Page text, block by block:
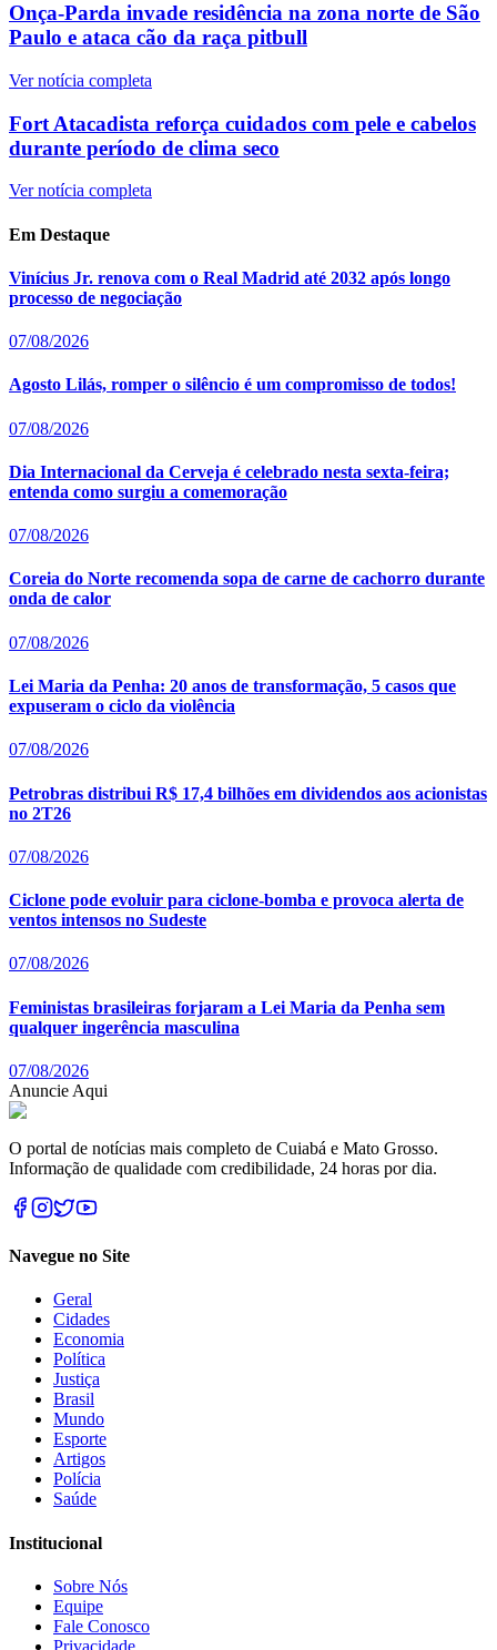
Onça-Parda invade residência na zona norte de São
Paulo e ataca cão da raça pitbull
Ver notícia completa
Fort Atacadista reforça cuidados com pele e cabelos
durante período de clima seco
Ver notícia completa
Em Destaque
Vinícius Jr. renova com o Real Madrid até 2032 após longo
processo de negociação
07/08/2026
Agosto Lilás, romper o silêncio é um compromisso de todos!
07/08/2026
Dia Internacional da Cerveja é celebrado nesta sexta-feira;
entenda como surgiu a comemoração
07/08/2026
Coreia do Norte recomenda sopa de carne de cachorro durante
onda de calor
07/08/2026
Lei Maria da Penha: 20 anos de transformação, 5 casos que
expuseram o ciclo da violência
07/08/2026
Petrobras distribui R$ 17,4 bilhões em dividendos aos acionistas
no 2T26
07/08/2026
Ciclone pode evoluir para ciclone-bomba e provoca alerta de
ventos intensos no Sudeste
07/08/2026
Feministas brasileiras forjaram a Lei Maria da Penha sem
qualquer ingerência masculina
07/08/2026
Anuncie Aqui
O portal de notícias mais completo de Cuiabá e Mato Grosso.
Informação de qualidade com credibilidade, 24 horas por dia.
Navegue no Site
Geral
Cidades
Economia
Política
Justiça
Brasil
Mundo
Esporte
Artigos
Polícia
Saúde
Institucional
Sobre Nós
Equipe
Fale Conosco
Privacidade